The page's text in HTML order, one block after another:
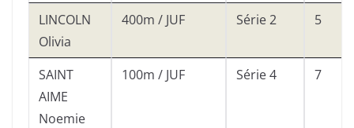
LINCOLN
Olivia
400m / JUF Série 2 5
SAINT
AIME
Noemie
100m / JUF Série 4 7